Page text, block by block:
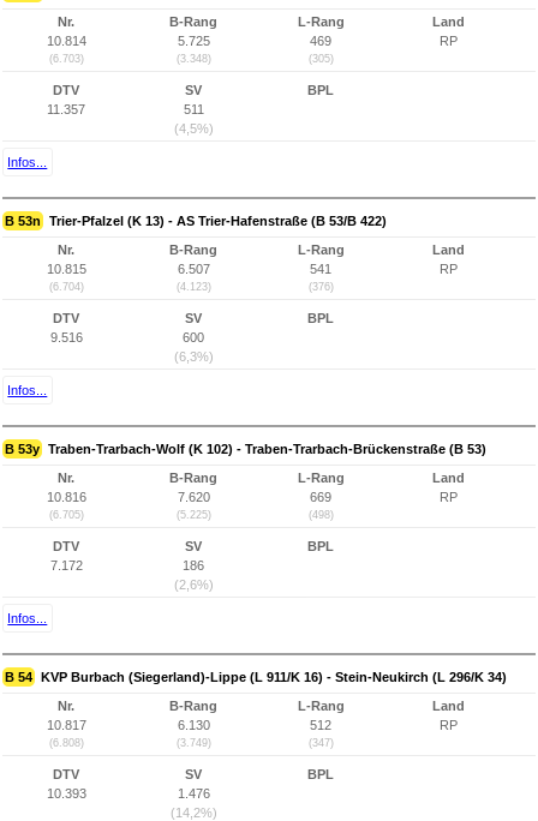
Nr.
10.814
(6.703)
B-Rang
5.725
(3.348)
L-Rang
469
(305)
Land
RP
DTV
11.357
SV
511
(4,5%)
BPL
Infos...
B 53n Trier-Pfalzel (K 13) - AS Trier-Hafenstraße (B 53/B 422)
Nr.
10.815
(6.704)
B-Rang
6.507
(4.123)
L-Rang
541
(376)
Land
RP
DTV
9.516
SV
600
(6,3%)
BPL
Infos...
B 53y Traben-Trarbach-Wolf (K 102) - Traben-Trarbach-Brückenstraße (B 53)
Nr.
10.816
(6.705)
B-Rang
7.620
(5.225)
L-Rang
669
(498)
Land
RP
DTV
7.172
SV
186
(2,6%)
BPL
Infos...
B 54 KVP Burbach (Siegerland)-Lippe (L 911/K 16) - Stein-Neukirch (L 296/K 34)
Nr.
10.817
(6.808)
B-Rang
6.130
(3.749)
L-Rang
512
(347)
Land
RP
DTV
10.393
SV
1.476
(14,2%)
BPL